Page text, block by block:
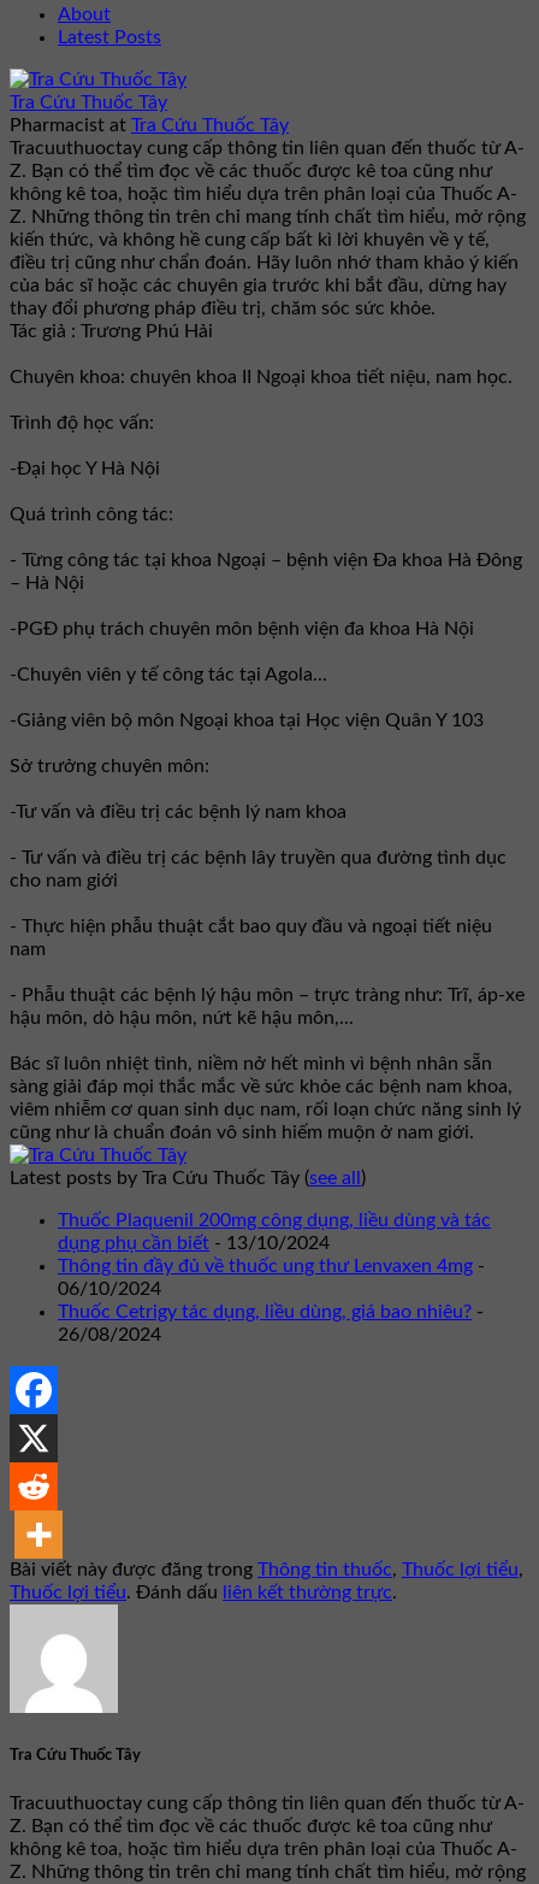
About
Latest Posts
Tra Cứu Thuốc Tây
Pharmacist at Tra Cứu Thuốc Tây
Tracuuthuoctay cung cấp thông tin liên quan đến thuốc từ A-
Z. Bạn có thể tìm đọc về các thuốc được kê toa cũng như
không kê toa, hoặc tìm hiểu dựa trên phân loại của Thuốc A-
Z. Những thông tin trên chỉ mang tính chất tìm hiểu, mở rộng
kiến thức, và không hề cung cấp bất kì lời khuyên về y tế,
điều trị cũng như chẩn đoán. Hãy luôn nhớ tham khảo ý kiến
của bác sĩ hoặc các chuyên gia trước khi bắt đầu, dừng hay
thay đổi phương pháp điều trị, chăm sóc sức khỏe.
Tác giả : Trương Phú Hải
Chuyên khoa: chuyên khoa II Ngoại khoa tiết niệu, nam học.
Trình độ học vấn:
-Đại học Y Hà Nội
Quá trình công tác:
- Từng công tác tại khoa Ngoại – bệnh viện Đa khoa Hà Đông
– Hà Nội
-PGĐ phụ trách chuyên môn bệnh viện đa khoa Hà Nội
-Chuyên viên y tế công tác tại Agola...
-Giảng viên bộ môn Ngoại khoa tại Học viện Quân Y 103
Sở trưởng chuyên môn:
-Tư vấn và điều trị các bệnh lý nam khoa
- Tư vấn và điều trị các bệnh lây truyền qua đường tình dục
cho nam giới
- Thực hiện phẫu thuật cắt bao quy đầu và ngoại tiết niệu
nam
- Phẫu thuật các bệnh lý hậu môn – trực tràng như: Trĩ, áp-xe
hậu môn, dò hậu môn, nứt kẽ hậu môn,...
Bác sĩ luôn nhiệt tình, niềm nở hết mình vì bệnh nhân sẵn
sàng giải đáp mọi thắc mắc về sức khỏe các bệnh nam khoa,
viêm nhiễm cơ quan sinh dục nam, rối loạn chức năng sinh lý
cũng như là chuẩn đoán vô sinh hiếm muộn ở nam giới.
Latest posts by Tra Cứu Thuốc Tây (see all )
Thuốc Plaquenil 200mg công dụng, liều dùng và tác
dụng phụ cần biết - 13/10/2024
Thông tin đầy đủ về thuốc ung thư Lenvaxen 4mg -
06/10/2024
Thuốc Cetrigy tác dụng, liều dùng, giá bao nhiêu? -
26/08/2024
Bài viết này được đăng trong Thông tin thuốc, Thuốc lợi tiểu,
Thuốc lợi tiểu. Đánh dấu liên kết thường trực.
Tra Cứu Thuốc Tây
Tracuuthuoctay cung cấp thông tin liên quan đến thuốc từ A-
Z. Bạn có thể tìm đọc về các thuốc được kê toa cũng như
không kê toa, hoặc tìm hiểu dựa trên phân loại của Thuốc A-
Z. Những thông tin trên chỉ mang tính chất tìm hiểu, mở rộng